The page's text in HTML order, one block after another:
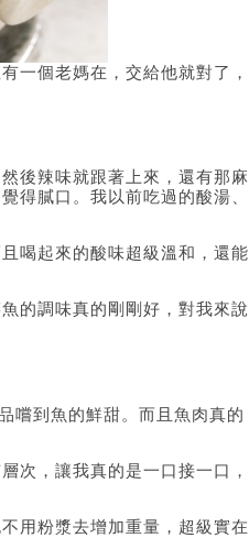
一個老媽在，交給他就對了，
後辣味就跟著上來，還有那麻
得膩口。我以前吃過的酸湯、
喝起來的酸味超級溫和，還能
的調味真的剛剛好，對我來說
嚐到魚的鮮甜。而且魚肉真的
次，讓我真的是一口接一口，
用粉漿去增加重量，超級實在